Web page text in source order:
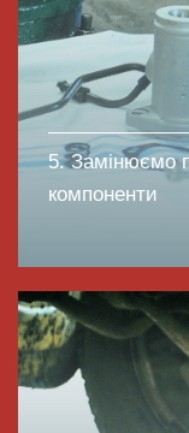
5. Замінюємо
компоненти